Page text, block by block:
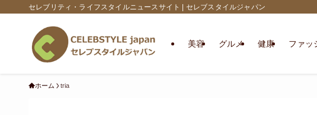
セレブリティ・ライフスタイルニュースサイト | セレブスタイルジャパン
美容 グルメ 健康 ファッ
ホーム tria